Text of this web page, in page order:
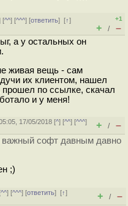
[^^] [^^^] [ответить][↑]
+1
+ / –
а у остальных он
живая вещь - сам
их клиентом, нашел
по ссылке, скачал
и у меня!
17/05/2018 [^] [^^] [^^^]
+ / –
важный софт давным давно
;)
^^] [^^^] [ответить][↑]
+ / –